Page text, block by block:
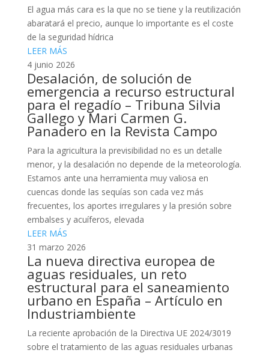
El agua más cara es la que no se tiene y la reutilización
abaratará el precio, aunque lo importante es el coste
de la seguridad hídrica
LEER MÁS
4 junio 2026
Desalación, de solución de
emergencia a recurso estructural
para el regadío – Tribuna Silvia
Gallego y Mari Carmen G.
Panadero en la Revista Campo
Para la agricultura la previsibilidad no es un detalle
menor, y la desalación no depende de la meteorología.
Estamos ante una herramienta muy valiosa en
cuencas donde las sequías son cada vez más
frecuentes, los aportes irregulares y la presión sobre
embalses y acuíferos, elevada
LEER MÁS
31 marzo 2026
La nueva directiva europea de
aguas residuales, un reto
estructural para el saneamiento
urbano en España – Artículo en
Industriambiente
La reciente aprobación de la Directiva UE 2024/3019
sobre el tratamiento de las aguas residuales urbanas